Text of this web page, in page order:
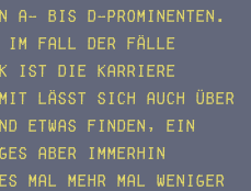
A- bis D-Prominenten.
im Fall der Fälle
ist die Karriere
lässt sich auch über
etwas finden, ein
aber immerhin
mal mehr mal weniger